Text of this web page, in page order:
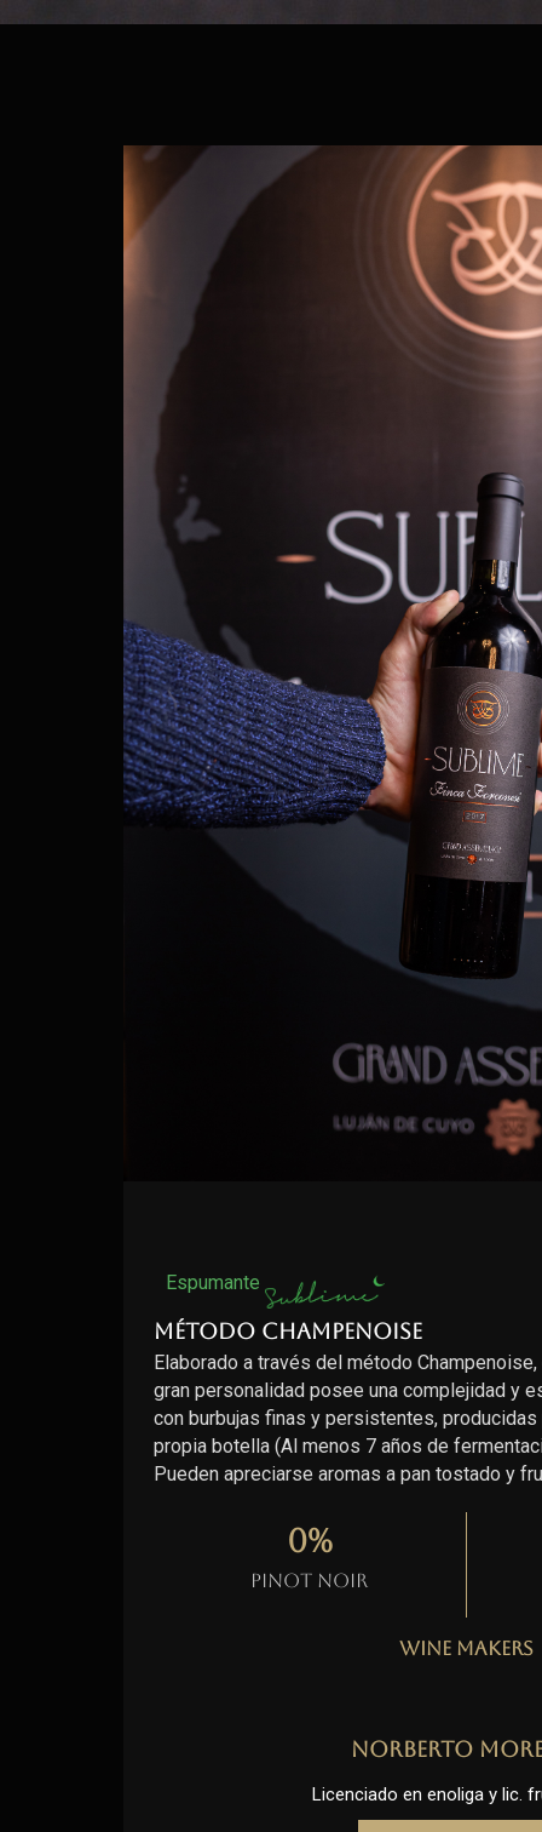
Espumante
Método Champenoise
Elaborado a través del método
gran personalidad posee una complejidad y
con burbujas finas y persistentes,
propia botella (Al menos 7 años de
Pueden apreciarse aromas a pan tostado y
Pinot Noir
0%
Wine Makers
Norberto
Licenciado en enoliga y lic.